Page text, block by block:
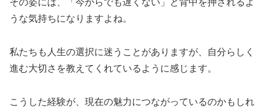
その姿には、「今からでも遅くない」と背中を押されるよ
うな気持ちになりますよね。
私たちも人生の選択に迷うことがありますが、自分らしく
進む大切さを教えてくれているように感じます。
こうした経験が、現在の魅力につながっているのかもしれ